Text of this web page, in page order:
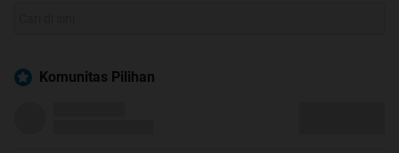
Komunitas Pilihan